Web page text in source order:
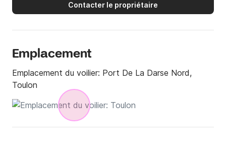
Contacter le propriétaire
Emplacement
Emplacement du voilier: Port De La Darse Nord,
Toulon